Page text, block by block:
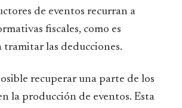
de eventos recurran a
fiscales, como es
tramitar las deducciones.
recuperar una parte de los
la producción de eventos. Esta